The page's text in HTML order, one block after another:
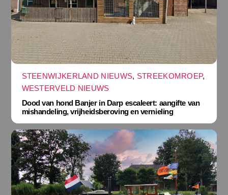
STEENWIJKERLAND NIEUWS, STREEKOMROEP,
WESTERVELD NIEUWS
Dood van hond Banjer in Darp escaleert: aangifte van
mishandeling, vrijheidsberoving en vernieling